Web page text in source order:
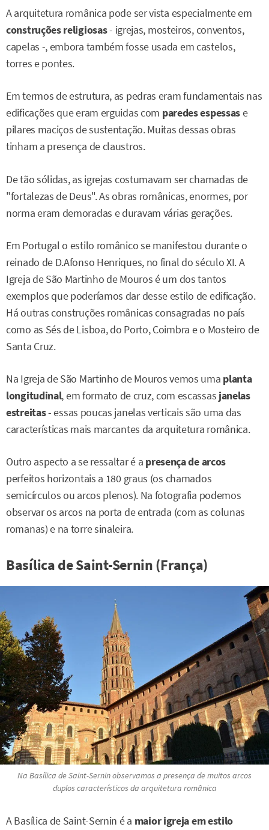
A arquitetura românica pode ser vista especialmente em
construções religiosas- igrejas, mosteiros, conventos,
capelas -, embora também fosse usada em castelos,
torres e pontes.
Em termos de estrutura, as pedras eram fundamentais nas
edificações que eram erguidas com paredes espessase
pilares maciços de sustentação. Muitas dessas obras
tinham a presença de claustros.
De tão sólidas, as igrejas costumavam ser chamadas de
"fortalezas de Deus". As obras românicas, enormes, por
norma eram demoradas e duravam várias gerações.
Em Portugal o estilo românico se manifestou durante o
reinado de D.Afonso Henriques, no final do século XI. A
Igreja de São Martinho de Mouros é um dos tantos
exemplos que poderíamos dar desse estilo de edificação.
Há outras construções românicas consagradas no país
como as Sés de Lisboa, do Porto, Coimbra e o Mosteiro de
Santa Cruz.
Na Igreja de São Martinho de Mouros vemos uma planta
longitudinal, em formato de cruz, com escassas janelas
estreitas- essas poucas janelas verticais são uma das
características mais marcantes da arquitetura românica.
Outro aspecto a se ressaltar é a presença de arcos
perfeitos horizontais a 180 graus (os chamados
semicírculos ou arcos plenos). Na fotografia podemos
observar os arcos na porta de entrada (com as colunas
romanas) e na torre sinaleira.
Basílica de Saint-Sernin (França)
Na Basílica de Saint-Sernin observamos a presença de muitos arcos
duplos característicos da arquitetura românica
A Basílica de Saint-Sernin é a maior igreja em estilo